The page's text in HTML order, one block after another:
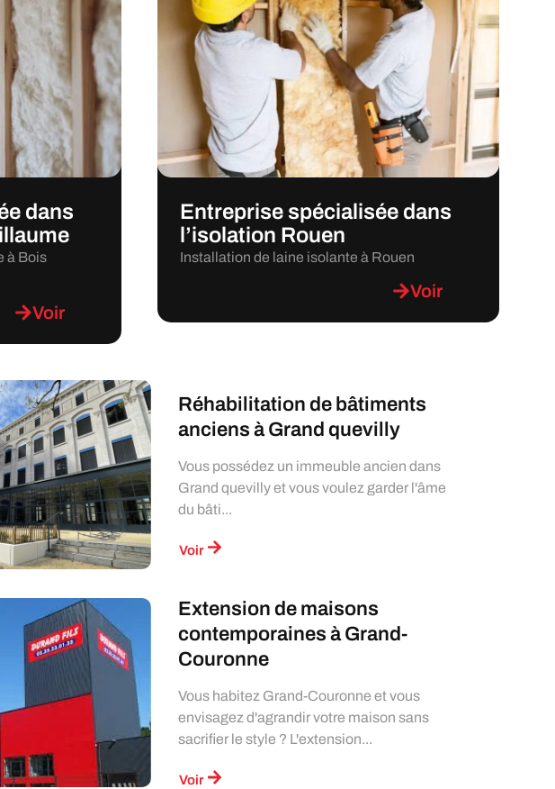
dans
à Bois
Voir
Entreprise spécialisée dans
l’isolation Rouen
Installation de laine isolante à Rouen
Voir
Réhabilitation de bâtiments
anciens à Grand quevilly
Vous possédez un immeuble ancien dans
Grand quevilly et vous voulez garder l'âme
du bâti...
Voir
Extension de maisons
contemporaines à Grand-
Couronne
Vous habitez Grand-Couronne et vous
envisagez d'agrandir votre maison sans
sacrifier le style ? L'extension...
Voir